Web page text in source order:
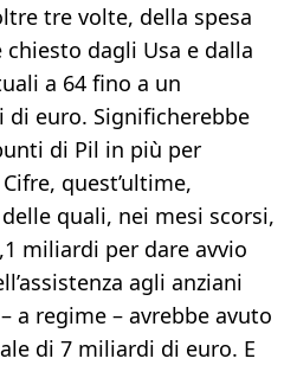
tre volte, della spesa
dagli Usa e dalla
a 64 fino a un
euro. Significherebbe
di Pil in più per
quest’ultime,
quali, nei mesi scorsi,
miliardi per dare avvio
agli anziani
a regime – avrebbe avuto
di 7 miliardi di euro. E